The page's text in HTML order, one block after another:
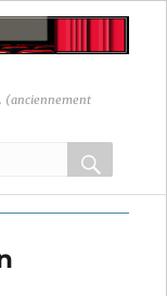
(anciennement
OK